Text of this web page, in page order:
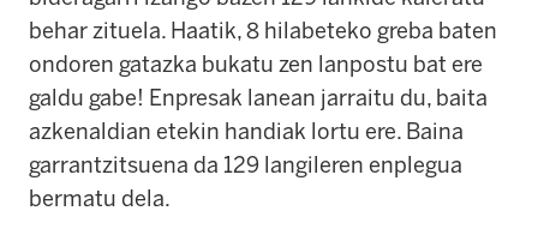
behar zituela. Haatik, 8 hilabeteko greba baten
ondoren gatazka bukatu zen lanpostu bat ere
galdu gabe! Enpresak lanean jarraitu du, baita
azkenaldian etekin handiak lortu ere. Baina
garrantzitsuena da 129 langileren enplegua
bermatu dela.